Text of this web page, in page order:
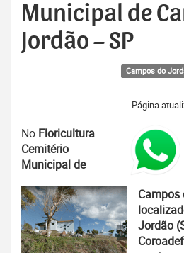
Municipal de
Jordão – SP
Campos do
Página
No Floricultura
Cemitério
Municipal de
Campos
Jordão